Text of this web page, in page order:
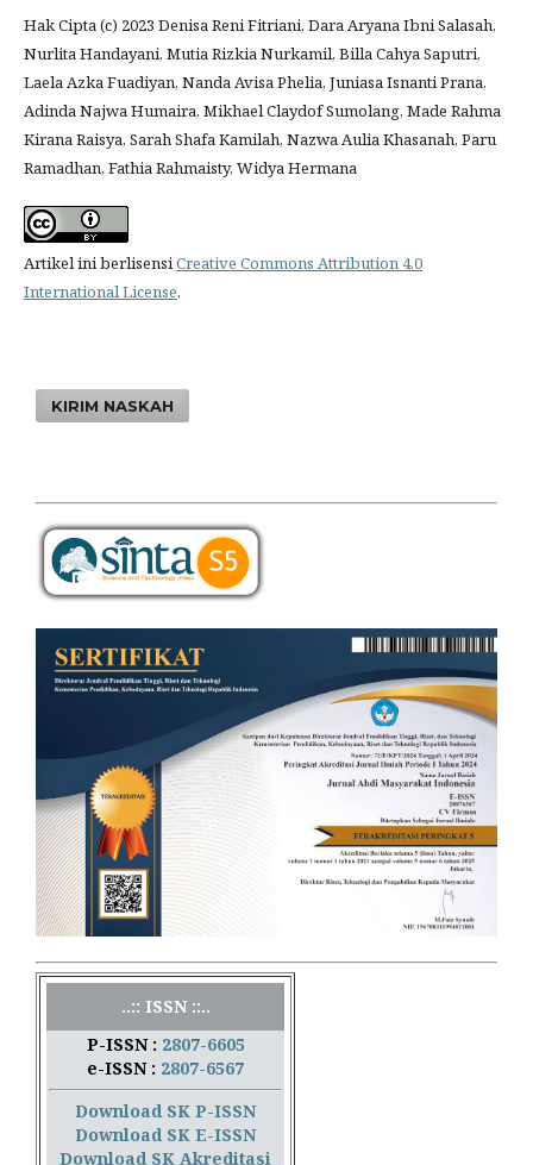
Hak Cipta (c) 2023 Denisa Reni Fitriani, Dara Aryana Ibni Salasah,
Nurlita Handayani, Mutia Rizkia Nurkamil, Billa Cahya Saputri,
Laela Azka Fuadiyan, Nanda Avisa Phelia, Juniasa Isnanti Prana,
Adinda Najwa Humaira, Mikhael Claydof Sumolang, Made Rahma
Kirana Raisya, Sarah Shafa Kamilah, Nazwa Aulia Khasanah, Paru
Ramadhan, Fathia Rahmaisty, Widya Hermana
Artikel ini berlisensiCreative Commons Attribution 4.0
International License.
KIRIM NASKAH
..:: ISSN ::..
P-ISSN : 2807-6605
e-ISSN : 2807-6567
Download SK P-ISSN
Download SK E-ISSN
Download SK Akreditasi